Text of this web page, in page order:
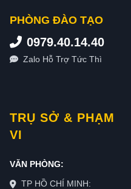
PHÒNG ĐÀO TẠO
0979.40.14.40
Zalo Hỗ Trợ Tức Thì
TRỤ SỞ & PHẠM
VI
VĂN PHÒNG:
TP HỒ CHÍ MINH: